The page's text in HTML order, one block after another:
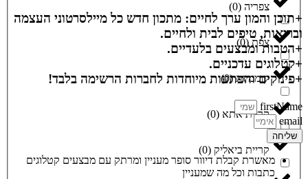
צפריה (
0
)
צפת (
0
)
קוממיות(
0
)
קריית אתא (
0
)
קריית ביאליק (
0
)
+תוכן והמון ערך לחיים: מתכון חדש כל מיילסרטוני העצמה
ובריאות, טיפים לבית ולחיים.
+הטבות ומבצעים בלעדיים.
+קטלוגים עדכניים.
+פינוקים והפתעות מיוחדות לחברות הרשימה בלבד!
firstName
email
שליחה
מאשרת קבלת דיוור סופר מעניין ומרתק עם מבצעים קטלוגים
כתבות וכל מה שמעניין